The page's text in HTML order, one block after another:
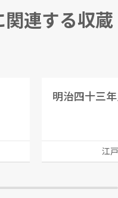
関連する収蔵
明治四十三
江